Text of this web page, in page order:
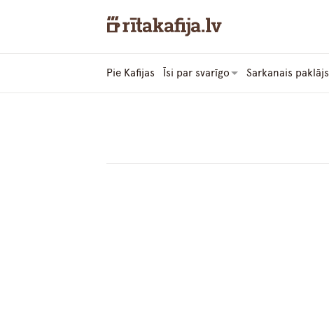
Pie Kafijas Īsi par svarīgo Sarkanais paklājs